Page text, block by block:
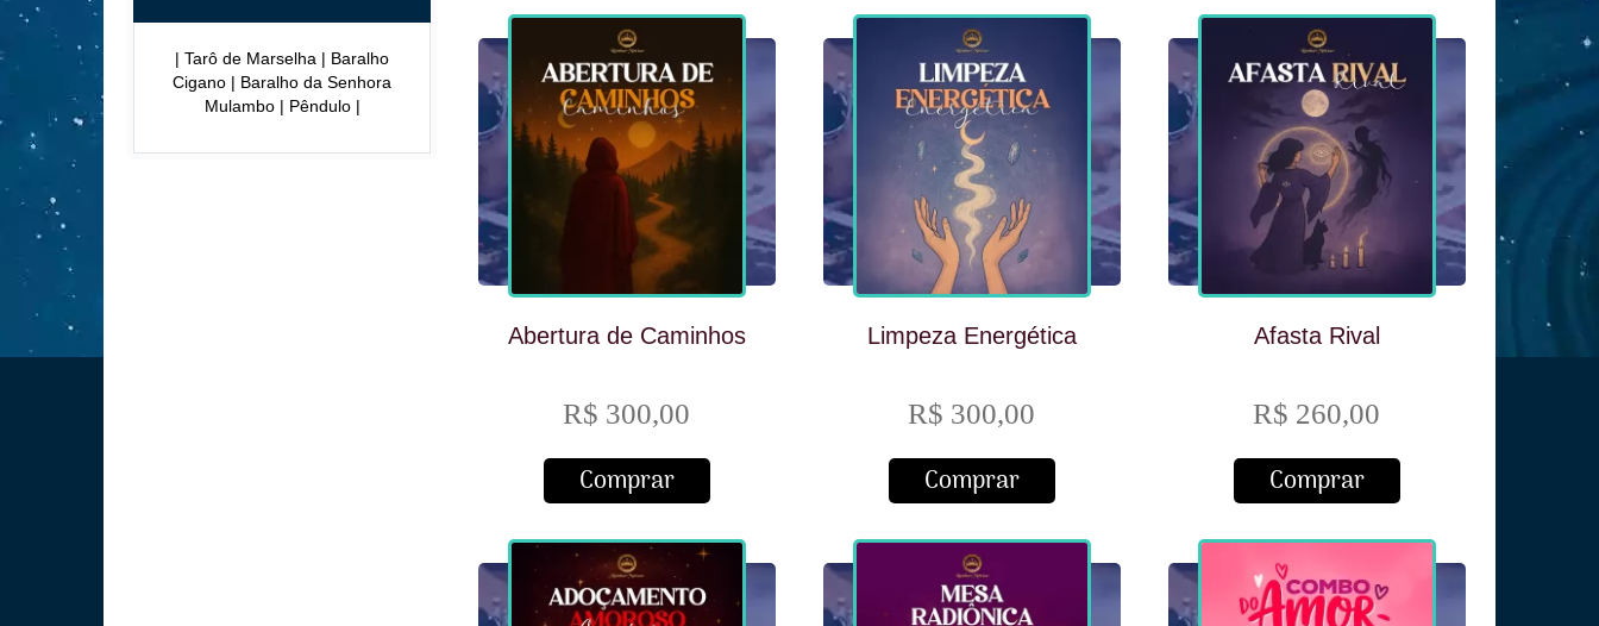
| Tarô de Marselha | Baralho
Cigano | Baralho da Senhora
Mulambo | Pêndulo |
Abertura de Caminhos
R$ 300,00
Comprar
Limpeza Energética
R$ 300,00
Comprar
Afasta Rival
R$ 260,00
Comprar